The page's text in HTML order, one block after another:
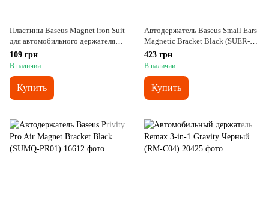
Пластины Baseus Magnet iron Suit
для автомобильного держателя
(ACDR-A0S)
109 грн
В наличии
Купить
Автодержатель Baseus Small Ears
Magnetic Bracket Black (SUER-
E01)
423 грн
В наличии
Купить